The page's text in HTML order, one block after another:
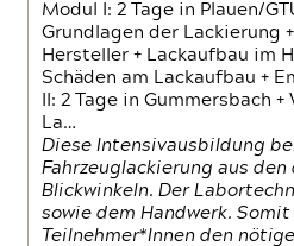
Modul I: 2 Tage in Plauen/
Grundlagen der Lackierung
Hersteller + Lackaufbau im
Schäden am Lackaufbau +
II: 2 Tage in Gummersbach
La…
Diese Intensivausbildung
Fahrzeuglackierung aus
Blickwinkeln. Der
sowie dem Handwerk.
Teilnehmer*Innen den